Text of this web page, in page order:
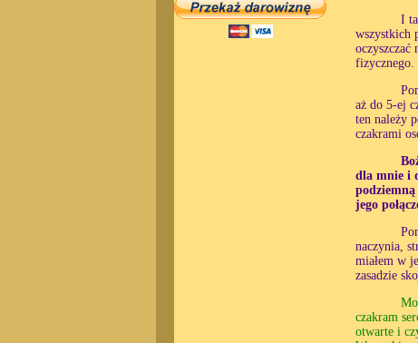
I
wszystkich
oczyszczać
fizycznego.
aż do 5-ej
ten należy
czakrami
dla mnie i
podziemną
jego
naczynia,
miałem w
zasadzie
czakram
otwarte i